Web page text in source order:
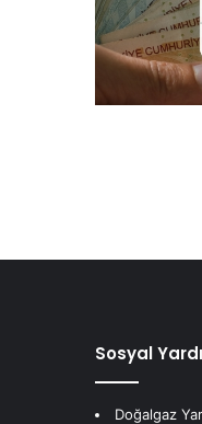
Sosyal
Doğalgaz